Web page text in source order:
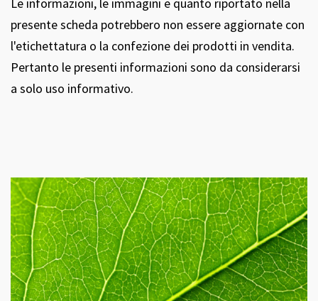
presente scheda potrebbero non essere aggiornate con
l'etichettatura o la confezione dei prodotti in vendita.
Pertanto le presenti informazioni sono da considerarsi
a solo uso informativo.